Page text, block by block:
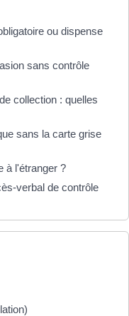
ou dispense
sans contrôle
collection : quelles
sans la carte grise
à l'étranger ?
verbal de contrôle